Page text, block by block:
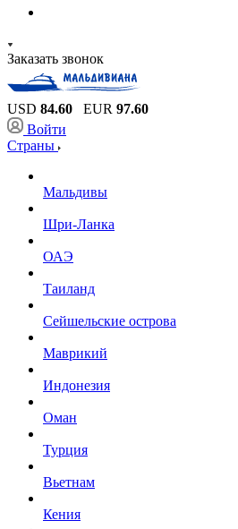
Заказать звонок
USD 84.60 EUR 97.60
Войти
Страны
Мальдивы
Шри-Ланка
ОАЭ
Таиланд
Сейшельские острова
Маврикий
Индонезия
Оман
Турция
Вьетнам
Кения